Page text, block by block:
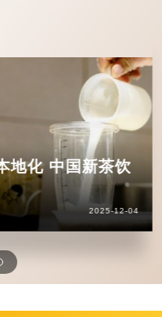
地化 中国新茶饮
2025-12-04